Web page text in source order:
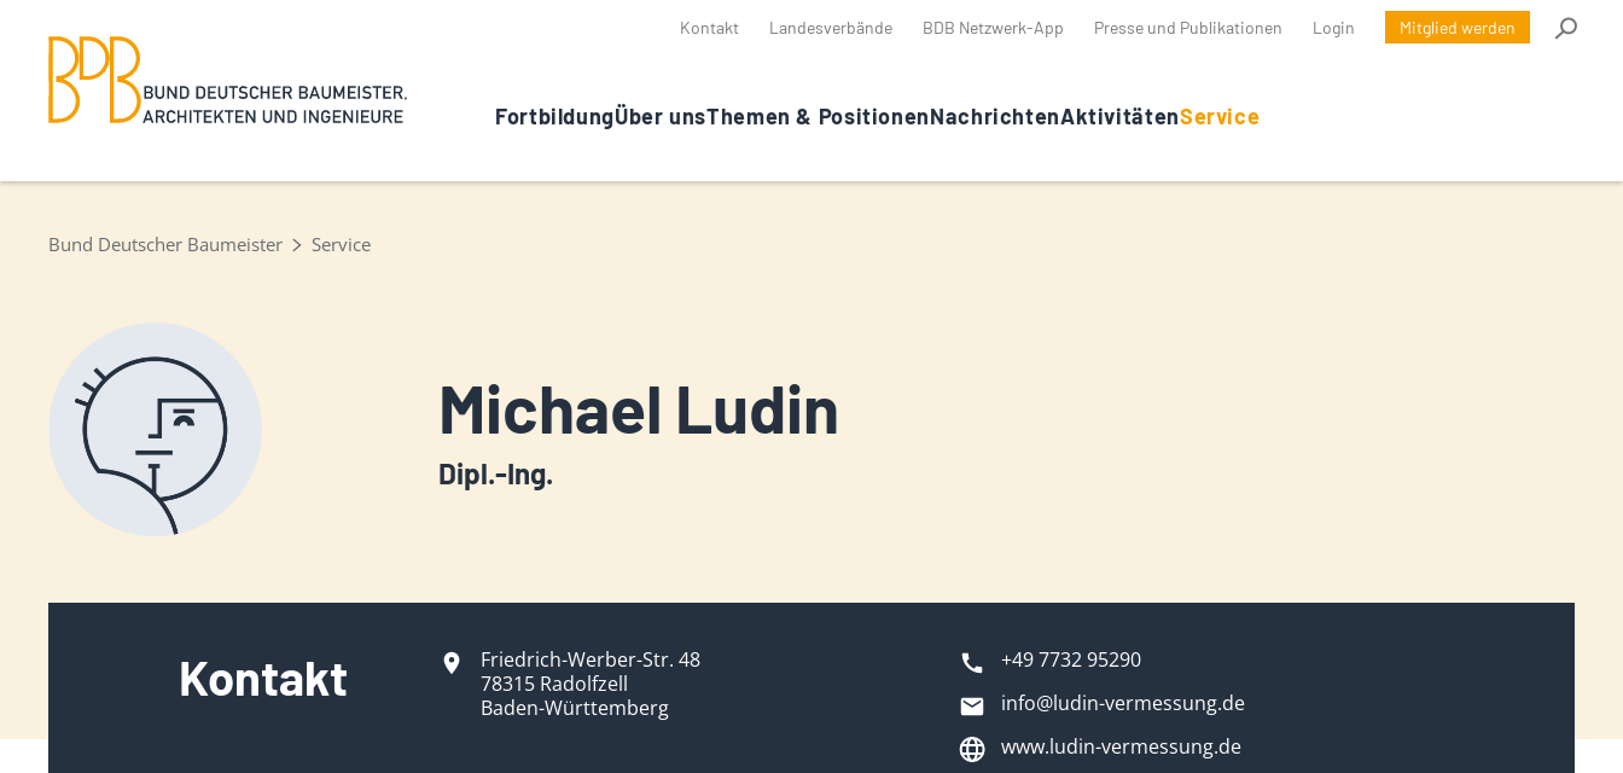
Kontakt Landesverbände BDB Netzwerk-App Presse und Publikationen Login Mitglied werden
FortbildungÜber unsThemen & PositionenNachrichtenAktivitätenService
Bund Deutscher Baumeister Service
Michael Ludin
Dipl.-Ing.
Kontakt
Friedrich-Werber-Str. 48
78315 Radolfzell
Baden-Württemberg
+49 7732 95290
info@ludin-vermessung.de
www.ludin-vermessung.de